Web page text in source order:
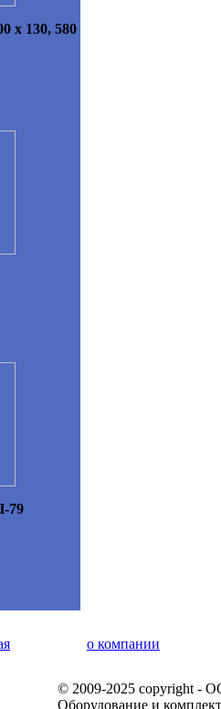
х 130, 580
79
о компании
© 2009-2025 copyright -
Оборудование и